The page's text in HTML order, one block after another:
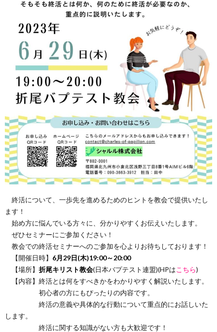
終活について、一歩先を進めるためのヒントを教会で提供いたし
ます！
始め方に悩んでいる方々に、分かりやすくお伝えいたします。
ぜひセミナーにご参加ください！
教会での終活セミナーへのご参加を心よりお待ちしております！
【開催日時】 6月29日(木)19:00～20:00
【場所】 折尾キリスト教会(日本バプテスト連盟)(HPはこちら)
【内容】終活とは何をすべきかをわかりやすく解説いたします。
初心者の方にもぴったりの内容です。
終活の意義や具体的な行動について重点的にお話しいた
します。
終活に関する知識がない方も大歓迎です！